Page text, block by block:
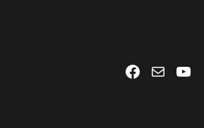
Facebook
Mail